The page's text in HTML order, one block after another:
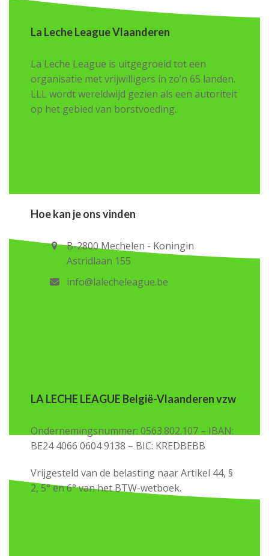
La Leche League Vlaanderen
La Leche League is uitgegroeid tot een
organisatie met vrijwilligers in zo’n 65 landen.
LLL wordt wereldwijd gezien als een autoriteit
op het gebied van borstvoeding.
Hoe kan je ons vinden
B-2800 Mechelen - Koningin
Astridlaan 155
info@lalecheleague.be
LA LECHE LEAGUE België-Vlaanderen vzw
Ondernemingsnummer: 0563.802.107 – IBAN:
BE24 4066 0604 9138 – BIC: KREDBEBB
Vrijgesteld van de belasting naar Artikel 44, §
2, 5° en 6° van het BTW-wetboek.